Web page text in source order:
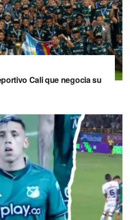
Cali que negocia su